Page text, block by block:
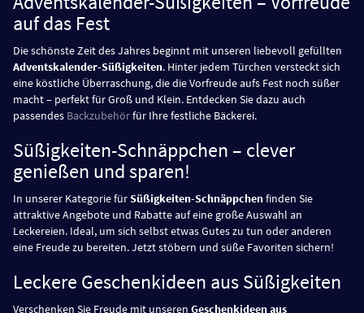
auf das Fest
Die schönste Zeit des Jahres beginnt mit unseren liebevoll gefüllten
Adventskalender-Süßigkeiten. Hinter jedem Türchen versteckt sich
eine köstliche Überraschung, die die Vorfreude aufs Fest noch süßer
macht – perfekt für Groß und Klein. Entdecken Sie dazu auch
passendes Backzubehörfür Ihre festliche Bäckerei.
Süßigkeiten-Schnäppchen – clever
genießen und sparen!
In unserer Kategorie fürSüßigkeiten-Schnäppchenfinden Sie
attraktive Angebote und Rabatte auf eine große Auswahl an
Leckereien. Ideal, um sich selbst etwas Gutes zu tun oder anderen
eine Freude zu bereiten. Jetzt stöbern und süße Favoriten sichern!
Leckere Geschenkideen aus Süßigkeiten
Verschenken Sie Freude mit unseren Geschenkideen aus